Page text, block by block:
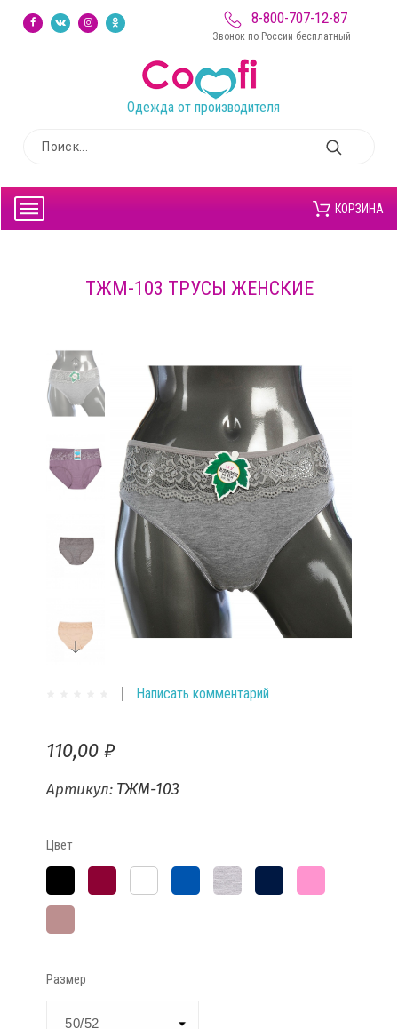
8-800-707-12-87
Звонок по России бесплатный
Одежда от производителя
КОРЗИНА
ТЖМ-103 ТРУСЫ ЖЕНСКИЕ
Написать комментарий
110,00 ₽
Артикул: ТЖМ-103
Цвет
Серый
меланжсиний
коричневый
Размер